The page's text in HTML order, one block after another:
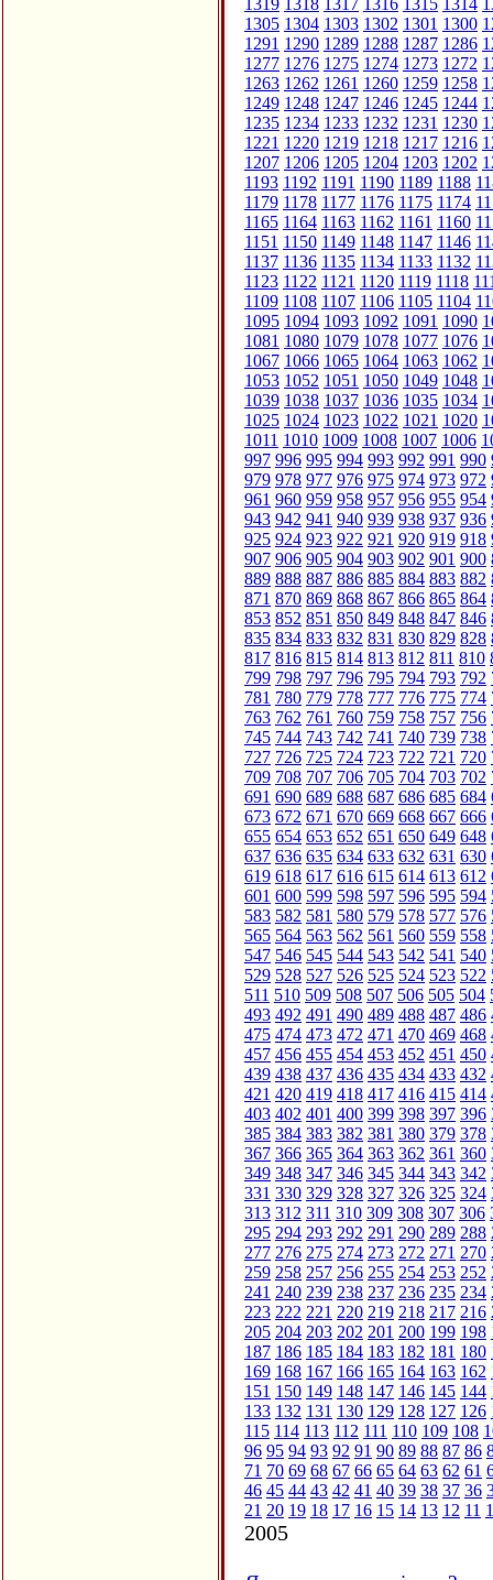
1319 1318 1317 1316 1315 1314
1305 1304 1303 1302 1301 1300
1291 1290 1289 1288 1287 1286
1277 1276 1275 1274 1273 1272
1263 1262 1261 1260 1259 1258
1249 1248 1247 1246 1245 1244
1235 1234 1233 1232 1231 1230
1221 1220 1219 1218 1217 1216
1207 1206 1205 1204 1203 1202
1193 1192 1191 1190 1189 1188
1179 1178 1177 1176 1175 1174
1165 1164 1163 1162 1161 1160
1151 1150 1149 1148 1147 1146
1137 1136 1135 1134 1133 1132
1123 1122 1121 1120 1119 1118
1109 1108 1107 1106 1105 1104
1095 1094 1093 1092 1091 1090
1081 1080 1079 1078 1077 1076
1067 1066 1065 1064 1063 1062
1053 1052 1051 1050 1049 1048
1039 1038 1037 1036 1035 1034
1025 1024 1023 1022 1021 1020
1011 1010 1009 1008 1007 1006
997 996 995 994 993 992 991 990
979 978 977 976 975 974 973 972
961 960 959 958 957 956 955 954
943 942 941 940 939 938 937 936
925 924 923 922 921 920 919 918
907 906 905 904 903 902 901 900
889 888 887 886 885 884 883 882
871 870 869 868 867 866 865 864
853 852 851 850 849 848 847 846
835 834 833 832 831 830 829 828
817 816 815 814 813 812 811 810
799 798 797 796 795 794 793 792
781 780 779 778 777 776 775 774
763 762 761 760 759 758 757 756
745 744 743 742 741 740 739 738
727 726 725 724 723 722 721 720
709 708 707 706 705 704 703 702
691 690 689 688 687 686 685 684
673 672 671 670 669 668 667 666
655 654 653 652 651 650 649 648
637 636 635 634 633 632 631 630
619 618 617 616 615 614 613 612
601 600 599 598 597 596 595 594
583 582 581 580 579 578 577 576
565 564 563 562 561 560 559 558
547 546 545 544 543 542 541 540
529 528 527 526 525 524 523 522
511 510 509 508 507 506 505 504
493 492 491 490 489 488 487 486
475 474 473 472 471 470 469 468
457 456 455 454 453 452 451 450
439 438 437 436 435 434 433 432
421 420 419 418 417 416 415 414
403 402 401 400 399 398 397 396
385 384 383 382 381 380 379 378
367 366 365 364 363 362 361 360
349 348 347 346 345 344 343 342
331 330 329 328 327 326 325 324
313 312 311 310 309 308 307 306
295 294 293 292 291 290 289 288
277 276 275 274 273 272 271 270
259 258 257 256 255 254 253 252
241 240 239 238 237 236 235 234
223 222 221 220 219 218 217 216
205 204 203 202 201 200 199 198
187 186 185 184 183 182 181 180
169 168 167 166 165 164 163 162
151 150 149 148 147 146 145 144
133 132 131 130 129 128 127 126
115 114 113 112 111 110 109 108
96 95 94 93 92 91 90 89 88 87 86
71 70 69 68 67 66 65 64 63 62 61
46 45 44 43 42 41 40 39 38 37 36
21 20 19 18 17 16 15 14 13 12 11
2005